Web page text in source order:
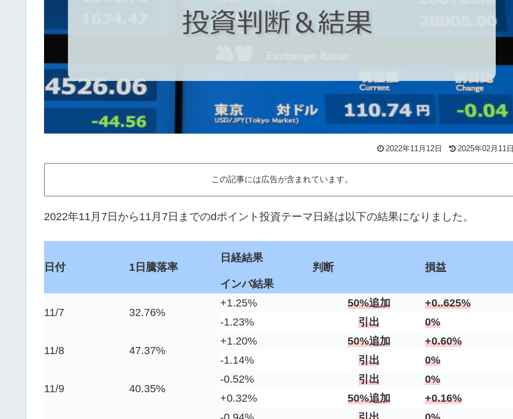
2022年11月12日 2025年02月11日
この記事には広告が含まれています。
2022年11月7日から11月7日までのdポイント投資テーマ日経は以下の結果になりました。
日付 1日騰落率
日経結果
判断
損益
インバ結果
11/7 32.76%
+1.25% 50%追加
+0..625%
-1.23%
引出 0%
11/8 47.37%
+1.20% 50%追加
+0.60%
-1.14%
引出 0%
11/9 40.35%
-0.52% 引出
0%
+0.32%
50%追加 +0.16%